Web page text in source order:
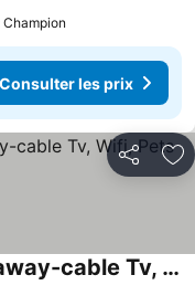
Champion
Consulter les prix
Partager
Republic Island Private Getaway-cable Tv, Wifi, Pets Welcome!